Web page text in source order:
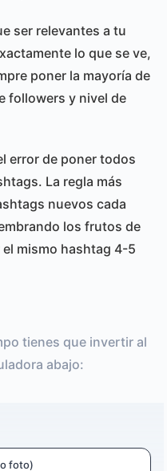
ser relevantes a tu
lo que se ve,
poner la mayoría de
followers y nivel de
error de poner todos
La regla más
nuevos cada
los frutos de
mismo hashtag 4-5
tienes que invertir al
abajo:
foto)